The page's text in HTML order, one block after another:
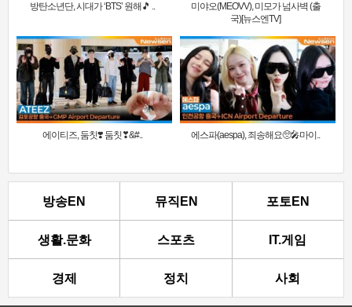
방탄소년단, 시대가 ‘BTS’ 원해🎵 ..
미야오(MEOVV), 미모가 넘사벽 (출
국)[뉴스엔TV]
에이티즈, 둠칫❣️ 둠칫❣&#.. 에스파(aespa), 죄송해요🥺🎤마이..
방송EN 뮤직EN 포토EN
생활.문화 스포츠 IT.게임
경제 정치 사회